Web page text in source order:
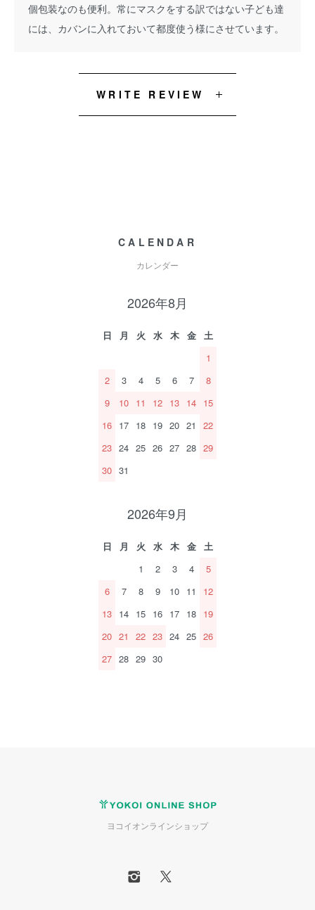
個包装なのも便利。常にマスクをする訳ではない子ども達
には、カバンに入れておいて都度使う様にさせています。
WRITE REVIEW
CALENDAR
カレンダー
2026年8月
日 月 火 水 木 金
土
1
2
3 4 5 6 7
8
9
10 11 12 13 14 15
16 17 18 19 20 21
22
23 24 25 26 27 28 29
30 31
2026年9月
日 月 火 水 木 金
土
1
2 3 4
5
6
7 8 9 10 11
12
13 14 15 16 17 18 19
20 21 22 23 24 25 26
27 28 29 30
ヨコイオンラインショップ